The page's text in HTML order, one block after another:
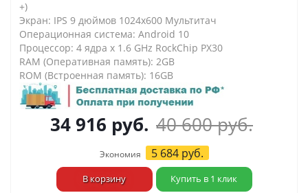
+)
Экран: IPS 9 дюймов 1024х600 Мультитач
Операционная система: Android 10
Процессор: 4 ядра х 1.6 GHz RockChip PX30
RAM (Оперативная память): 2GB
ROM (Встроенная память): 16GB
34 916 руб. 40 600руб.
Экономия 5 684руб.
В корзину Купить в 1 клик